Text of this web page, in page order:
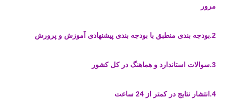
مرور
2.بودجه بندی منطبق با بودجه بندی پیشنهادی آموزش و پرورش
3.سوالات استاندارد و هماهنگ در کل کشور
4.انتشار نتایج در کمتر از 24 ساعت